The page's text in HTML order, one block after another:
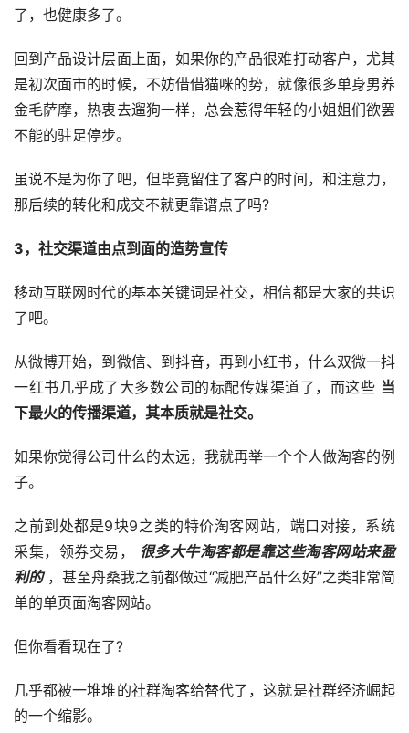
了，也健康多了。
回到产品设计层面上面，如果你的产品很难打动客户，尤其
是初次面市的时候，不妨借借猫咪的势，就像很多单身男养
金毛萨摩，热衷去遛狗一样，总会惹得年轻的小姐姐们欲罢
不能的驻足停步。
虽说不是为你了吧，但毕竟留住了客户的时间，和注意力，
那后续的转化和成交不就更靠谱点了吗?
3，社交渠道由点到面的造势宣传
移动互联网时代的基本关键词是社交，相信都是大家的共识
了吧。
从微博开始，到微信、到抖音，再到小红书，什么双微一抖
一红书几乎成了大多数公司的标配传媒渠道了，而这些 当
下最火的传播渠道，其本质就是社交。
如果你觉得公司什么的太远，我就再举一个个人做淘客的例
子。
之前到处都是9块9之类的特价淘客网站，端口对接，系统
采集，领券交易， 很多大牛淘客都是靠这些淘客网站来盈
利的，甚至舟桑我之前都做过“减肥产品什么好”之类非常简
单的单页面淘客网站。
但你看看现在了?
几乎都被一堆堆的社群淘客给替代了，这就是社群经济崛起
的一个缩影。